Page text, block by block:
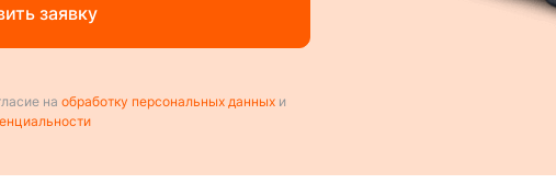
заявку
на обработку персональных данных и